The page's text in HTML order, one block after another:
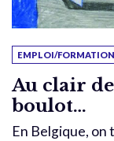
EMPLOI/FORMATION
Au clair
boulot…
En Belgique, on